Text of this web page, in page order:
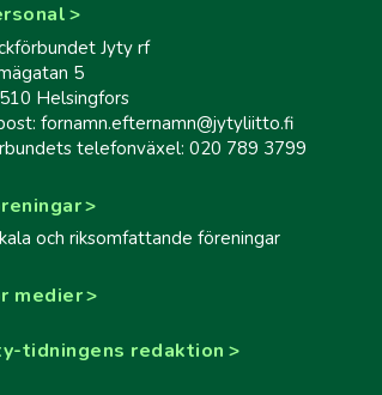
Jyty rf
5
Helsingfors
fornamn.efternamn@jytyliitto.fi
telefonväxel: 020 789 3799
och riksomfattande föreningar
medier
tidningens redaktion